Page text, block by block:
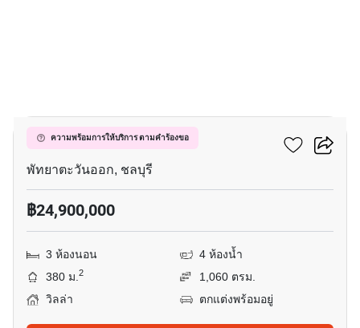
ความพร้อมการให้บริการ ตามคำร้องขอ
เดอะ โพรสเปค วิลล่า
พัทยาตะวันออก, ชลบุรี
฿24,900,000
3 ห้องนอน
4 ห้องน้ำ
380 ม.2
1,060 ตรม.
วิลล่า
ตกแต่งพร้อมอยู่